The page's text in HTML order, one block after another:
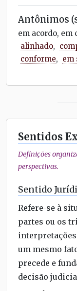
Antônimos
em acordo, em
alinhado,
conforme, em
Sentidos
Definições
perspectivas.
Sentido
Refere-se à
partes ou os
um mesmo
precede e
decisão